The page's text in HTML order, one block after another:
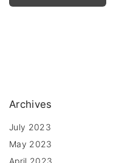
Archives
July 2023
May 2023